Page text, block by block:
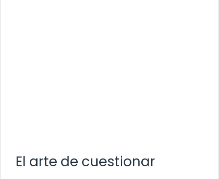
El arte de cuestionar